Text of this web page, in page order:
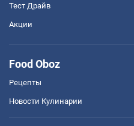
Тест Драйв
Акции
Food Oboz
Рецепты
Новости Кулинарии